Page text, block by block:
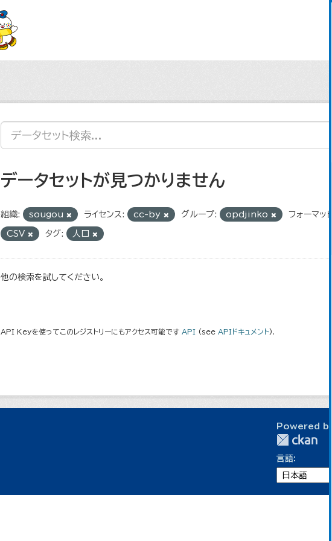
データセットが見つかりません
組織: sougou ライセンス: cc-by グループ: opdjinko フォーマット:
CSV タグ: 人口
他の検索を試してください。
API Keyを使ってこのレジストリーにもアクセス可能です API (see APIドキュメント).
Powered by
言語